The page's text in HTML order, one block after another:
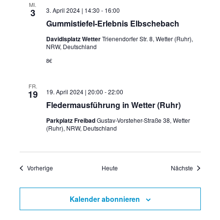
MI.
3
Gummistiefel-Erlebnis Elbschebach
3. April 2024 | 14:30 - 16:00
Davidisplatz WetterTrienendorfer Str. 8, Wetter (Ruhr),
NRW, Deutschland
8€
FR.
19
Fledermausführung in Wetter (Ruhr)
19. April 2024 | 20:00 -22:00
Parkplatz FreibadGustav-Vorsteher-Straße 38, Wetter
(Ruhr), NRW, Deutschland
VorherigeVeranstaltungen Heute Nächste
Kalender abonnieren